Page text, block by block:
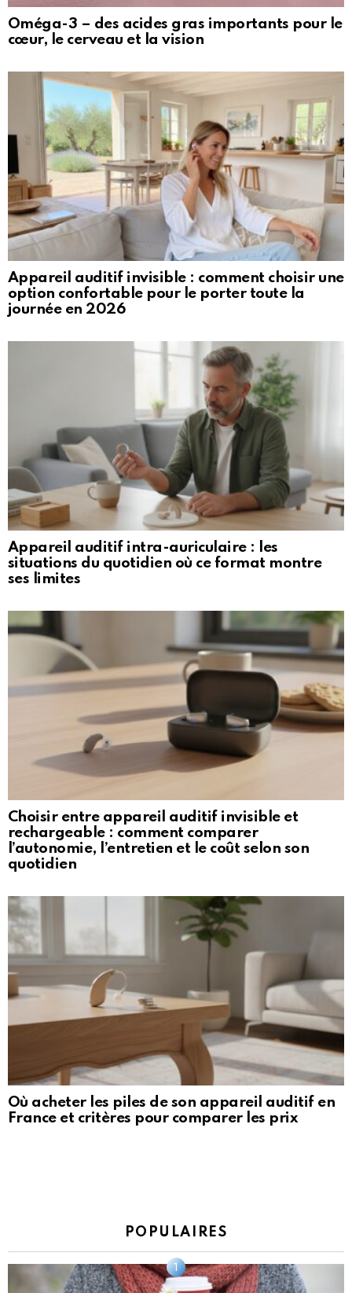
Oméga-3 – des acides gras importants pour le
cœur, le cerveau et la vision
Appareil auditif invisible : comment choisir une
option confortable pour le porter toute la
journée en 2026
Appareil auditif intra-auriculaire : les
situations du quotidien où ce format montre
ses limites
Choisir entre appareil auditif invisible et
rechargeable : comment comparer
l’autonomie, l’entretien et le coût selon son
quotidien
Où acheter les piles de son appareil auditif en
France et critères pour comparer les prix
POPULAIRES